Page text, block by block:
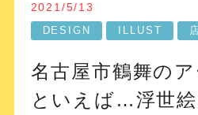
2021/5/13
DESIGN ILLUST
名古屋市鶴舞の
といえば…浮世